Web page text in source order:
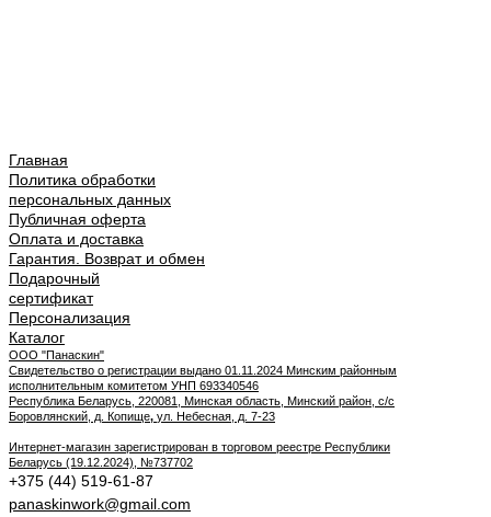
Главная
Политика обработки
персональных данных
Публичная оферта
Оплата и доставка
Гарантия. Возврат и обмен
Подарочный
сертификат
Персонализация
Каталог
ООО "Панаскин"
Свидетельство о регистрации выдано 01.11.2024 Минским районным
исполнительным комитетом УНП 693340546
Республика Беларусь, 220081, Минская область, Минский район, с/с
Боровлянский, д. Копище, ул. Небесная, д. 7-23
Интернет-магазин зарегистрирован в торговом реестре Республики
Беларусь (19.12.2024), №737702
+375 (44) 519-61-87
panaskinwork@gmail.com